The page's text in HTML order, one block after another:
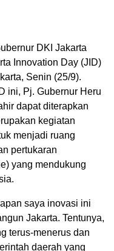
DKI Jakarta
Innovation Day (JID)
Senin (25/9).
ini, Pj. Gubernur Heru
dapat diterapkan
kegiatan
menjadi ruang
pertukaran
yang mendukung
saya inovasi ini
Jakarta. Tentunya,
terus-menerus dan
daerah yang